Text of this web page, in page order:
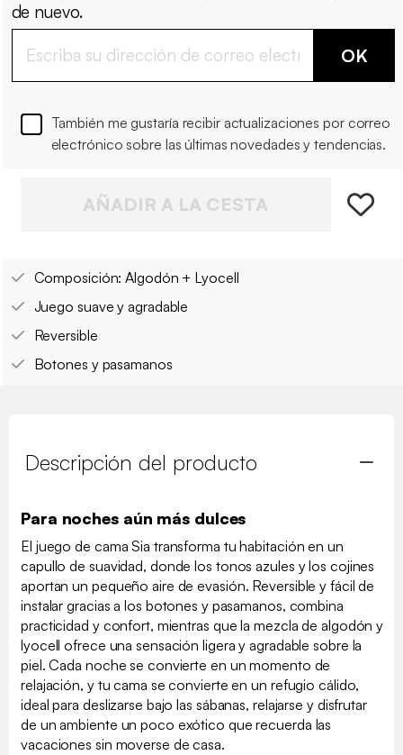
de nuevo.
OK
También me gustaría recibir actualizaciones por correo
electrónico sobre las últimas novedades y tendencias.
AÑADIR A LA CESTA
Composición: Algodón + Lyocell
Juego suave y agradable
Reversible
Botones y pasamanos
Descripción del producto
Para noches aún más dulces
El juego de cama Sia transforma tu habitación en un
capullo de suavidad, donde los tonos azules y los cojines
aportan un pequeño aire de evasión. Reversible y fácil de
instalar gracias a los botones y pasamanos, combina
practicidad y confort, mientras que la mezcla de algodón y
lyocell ofrece una sensación ligera y agradable sobre la
piel. Cada noche se convierte en un momento de
relajación, y tu cama se convierte en un refugio cálido,
ideal para deslizarse bajo las sábanas, relajarse y disfrutar
de un ambiente un poco exótico que recuerda las
vacaciones sin moverse de casa.